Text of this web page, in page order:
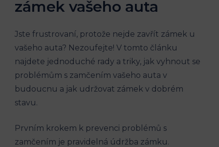
zámek vašeho auta
Jste frustrovaní, protože nejde ⁣zavřít ​zámek u
vašeho auta? Nezoufejte!⁢ V ⁣tomto článku
najdete jednoduché rady a triky, jak ‍vyhnout se
problémům s zamčením vašeho auta v
budoucnu a jak udržovat zámek v dobrém‍
stavu.
Prvním krokem k ‌prevenci problémů ⁤s
zamčením je pravidelná údržba ⁣zámku.